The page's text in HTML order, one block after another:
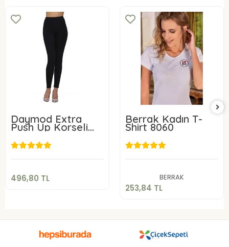
Daymod Extra
Push Up Korseli
Kot Tayt M Beden
496,80 TL
496,80 TL
Berrak Kadın T-
Shirt 8060
BERRAK
253,84 TL
253,84 TL